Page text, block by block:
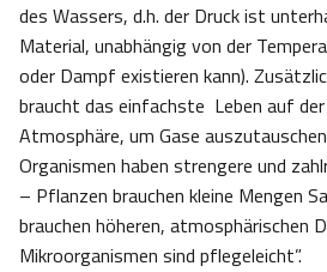
des Wassers, d.h. der Druck ist
Material, unabhängig von der
oder Dampf existieren kann).
braucht das einfachste Leben auf der
Atmosphäre, um Gase
Organismen haben strengere und
– Pflanzen brauchen kleine Mengen
brauchen höheren, atmosphärischen
Mikroorganismen sind pflegeleicht”.